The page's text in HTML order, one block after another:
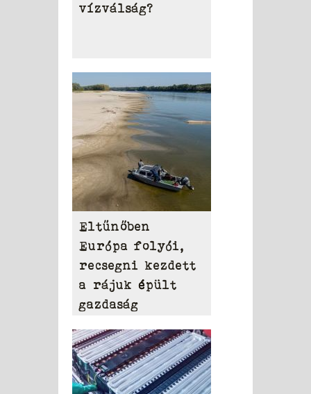
vízválság?
Eltűnőben
Európa folyói,
recsegni kezdett
a rájuk épült
gazdaság